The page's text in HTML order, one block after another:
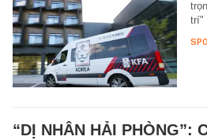
trí"
“DỊ NHÂN HẢI PHÒNG”: